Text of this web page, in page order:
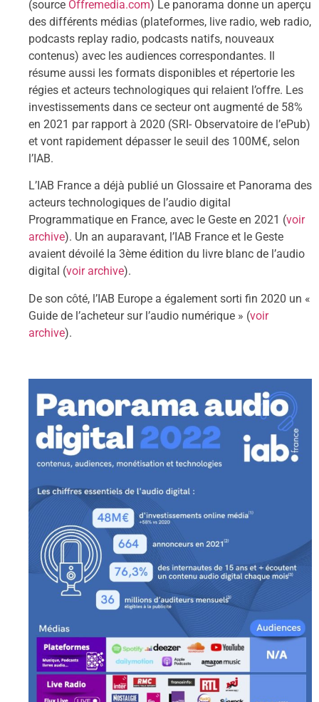
(source Offremedia.com) Le panorama donne un aperçu
des différents médias (plateformes, live radio, web radio,
podcasts replay radio, podcasts natifs, nouveaux
contenus) avec les audiences correspondantes. Il
résume aussi les formats disponibles et répertorie les
régies et acteurs technologiques qui relaient l’offre. Les
investissements dans ce secteur ont augmenté de 58%
en 2021 par rapport à 2020 (SRI- Observatoire de l’ePub)
et vont rapidement dépasser le seuil des 100M€, selon
l’IAB.
L’IAB France a déjà publié un Glossaire et Panorama des
acteurs technologiques de l’audio digital
Programmatique en France, avec le Geste en 2021 (voir
archive). Un an auparavant, l’IAB France et le Geste
avaient dévoilé la 3ème édition du livre blanc de l’audio
digital (voir archive).
De son côté, l’IAB Europe a également sorti fin 2020 un «
Guide de l’acheteur sur l’audio numérique » (voir
archive).